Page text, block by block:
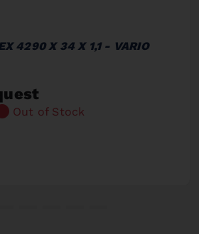
4290 X 34 X 1,1 - VARIO
Out of Stock